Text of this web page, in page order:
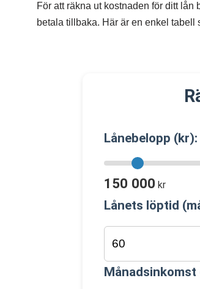
För att räkna ut kostnaden för ditt
betala tillbaka. Här är en enkel tabell
Lånebelopp (kr):
150 000 kr
Lånets löptid
Månadsinkomst